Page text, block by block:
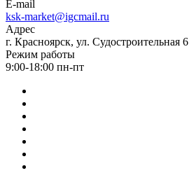
E-mail
ksk-market@igcmail.ru
Адрес
г. Красноярск, ул. Судостроительная 6
Режим работы
9:00-18:00 пн-пт